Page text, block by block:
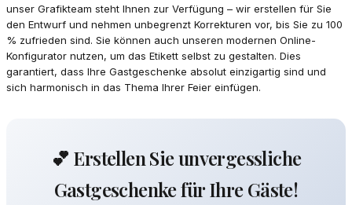
unser Grafikteam steht Ihnen zur Verfügung – wir erstellen für Sie
den Entwurf und nehmen unbegrenzt Korrekturen vor, bis Sie zu 100
% zufrieden sind. Sie können auch unseren modernen Online-
Konfigurator nutzen, um das Etikett selbst zu gestalten. Dies
garantiert, dass Ihre Gastgeschenke absolut einzigartig sind und
sich harmonisch in das Thema Ihrer Feier einfügen.
💕 Erstellen Sie unvergessliche
Gastgeschenke für Ihre Gäste!